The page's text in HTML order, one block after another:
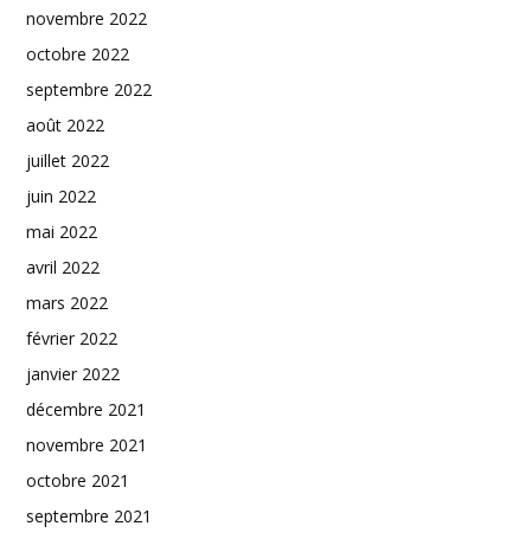
novembre 2022
octobre 2022
septembre 2022
août 2022
juillet 2022
juin 2022
mai 2022
avril 2022
mars 2022
février 2022
janvier 2022
décembre 2021
novembre 2021
octobre 2021
septembre 2021